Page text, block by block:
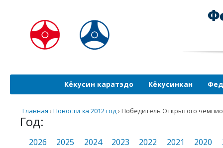
Кёкусин каратэдо Кёкусинкан
Главная › Новости за 2012 год› Победитель Открытого
Год:
2026 2025 2024 2023 2022 2021 2020